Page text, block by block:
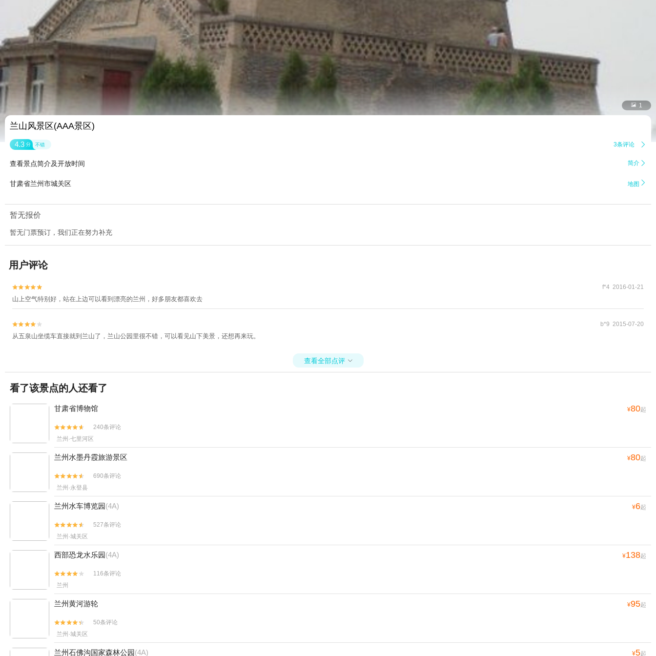
 1
兰山风景区(AAA景区)
4.3 分 不错 3条评论 
查看景点简介及开放时间 简介 
甘肃省兰州市城关区 地图 
暂无报价
暂无门票预订，我们正在努力补充
用户评论

 f*4 2016-01-21
山上空气特别好，站在上边可以看到漂亮的兰州，好多朋友都喜欢去

 b*9 2015-07-20
从五泉山坐缆车直接就到兰山了，兰山公园里很不错，可以看见山下美景，还想再来玩。
查看全部点评 
看了该景点的人还看了
甘肃省博物馆 ¥80起


240条评论
兰州·七里河区
兰州水墨丹霞旅游景区 ¥80起


690条评论
兰州·永登县
兰州水车博览园(4A) ¥6起


527条评论
兰州·城关区
西部恐龙水乐园(4A) ¥138起


116条评论
兰州
兰州黄河游轮 ¥95起


50条评论
兰州·城关区
兰州石佛沟国家森林公园(4A) ¥5起